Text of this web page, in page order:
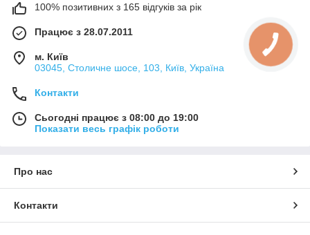
100% позитивних з 165 відгуків за рік
Працює з 28.07.2011
м. Київ
03045, Столичне шосе, 103, Київ, Україна
Контакти
Сьогодні працює з 08:00 до 19:00
Показати весь графік роботи
Про нас
Контакти